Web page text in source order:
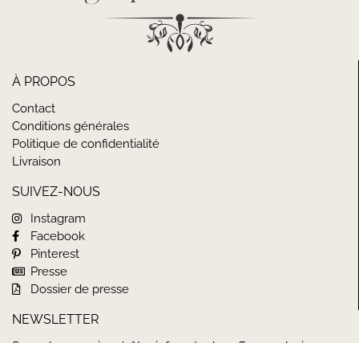
À PROPOS
Contact
Conditions générales
Politique de confidentialité
Livraison
SUIVEZ-NOUS
Instagram
Facebook
Pinterest
Presse
Dossier de presse
NEWSLETTER